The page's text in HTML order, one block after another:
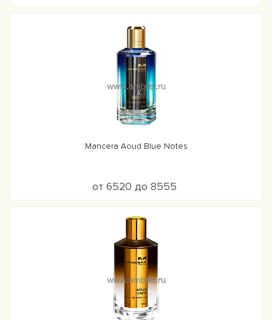
Mancera Aoud Blue Notes
от 6520 до 8555